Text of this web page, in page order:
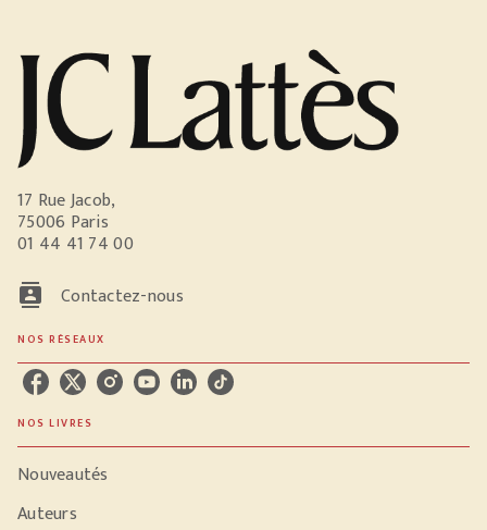
17 Rue Jacob,
75006 Paris
01 44 41 74 00
contacts Contactez-nous
NOS RÉSEAUX
NOS LIVRES
Nouveautés
Auteurs